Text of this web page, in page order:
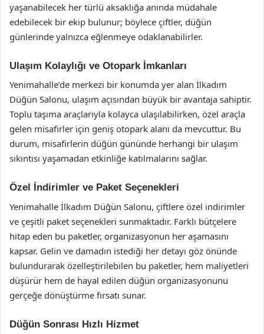
yaşanabilecek her türlü aksaklığa anında müdahale
edebilecek bir ekip bulunur; böylece çiftler, düğün
günlerinde yalnızca eğlenmeye odaklanabilirler.
Ulaşım Kolaylığı ve Otopark İmkanları
Yenimahalle’de merkezi bir konumda yer alan İlkadım
Düğün Salonu, ulaşım açısından büyük bir avantaja sahiptir.
Toplu taşıma araçlarıyla kolayca ulaşılabilirken, özel araçla
gelen misafirler için geniş otopark alanı da mevcuttur. Bu
durum, misafirlerin düğün gününde herhangi bir ulaşım
sıkıntısı yaşamadan etkinliğe katılmalarını sağlar.
Özel İndirimler ve Paket Seçenekleri
Yenimahalle İlkadım Düğün Salonu, çiftlere özel indirimler
ve çeşitli paket seçenekleri sunmaktadır. Farklı bütçelere
hitap eden bu paketler, organizasyonun her aşamasını
kapsar. Gelin ve damadın istediği her detayı göz önünde
bulundurarak özelleştirilebilen bu paketler, hem maliyetleri
düşürür hem de hayal edilen düğün organizasyonunu
gerçeğe dönüştürme fırsatı sunar.
Düğün Sonrası Hızlı Hizmet